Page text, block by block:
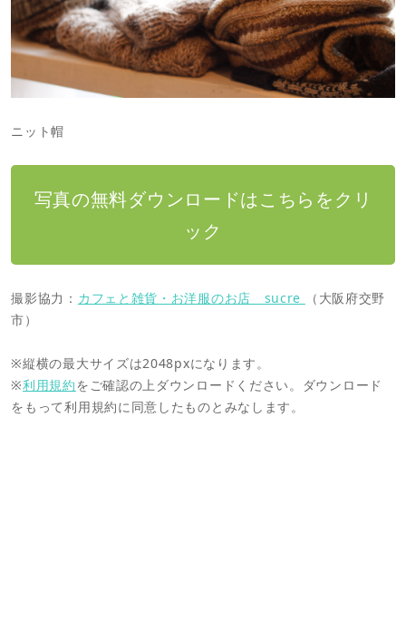
ニット帽
写真の無料ダウンロードはこちらをクリ
ック
撮影協力： カフェと雑貨・お洋服のお店 sucre
（大阪府交野
市）
※縦横の最大サイズは2048pxになります。
※利用規約をご確認の上ダウンロードください。ダウンロード
をもって利用規約に同意したものとみなします。